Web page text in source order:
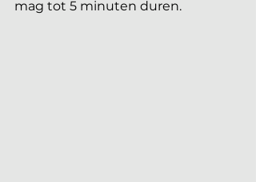
mag tot 5 minuten duren.